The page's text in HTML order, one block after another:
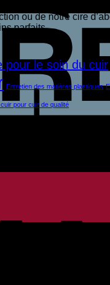
la qualité inégalée
ou de notre cire
parfaits.
pour le soin du cuir
Entretien des matières plastiques
pour cuir de qualité